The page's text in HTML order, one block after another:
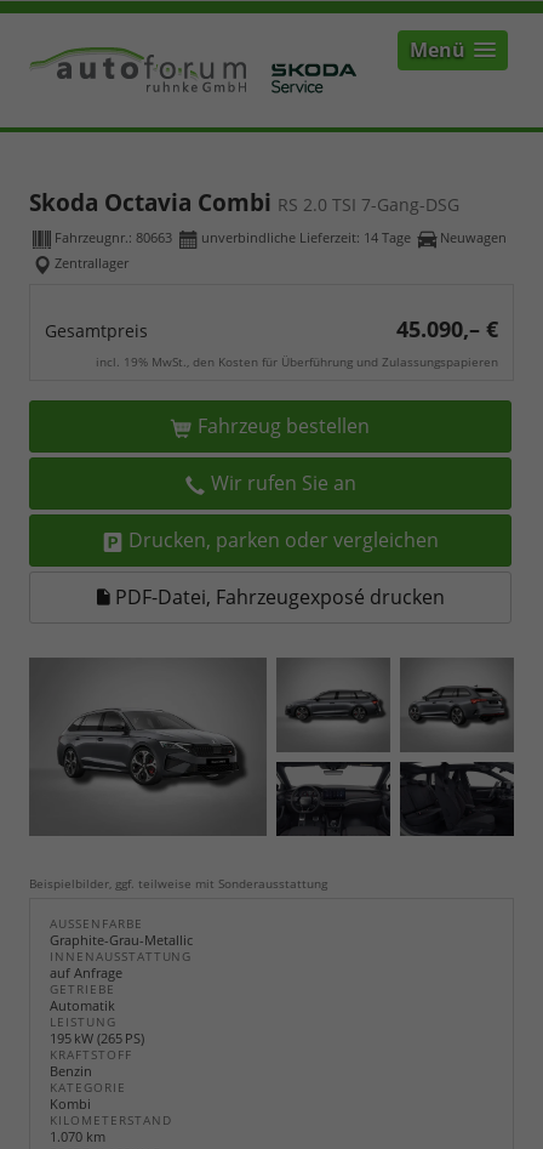
Menü
Skoda Octavia Combi RS 2.0 TSI 7-Gang-DSG
Fahrzeugnr.: 80663 unverbindliche Lieferzeit: 14 Tage
Neuwagen
Zentrallager
Gesamtpreis 45.090,– €
incl. 19% MwSt., den Kosten für Überführung und Zulassungspapieren
Fahrzeug bestellen
Wir rufen Sie an
Drucken, parken oder vergleichen
PDF-Datei, Fahrzeugexposé drucken
Beispielbilder, ggf. teilweise mit Sonderausstattung
AUSSENFARBE
Graphite-Grau-Metallic
INNENAUSSTATTUNG
auf Anfrage
GETRIEBE
Automatik
LEISTUNG
195 kW (265 PS)
KRAFTSTOFF
Benzin
KATEGORIE
Kombi
KILOMETERSTAND
1.070 km